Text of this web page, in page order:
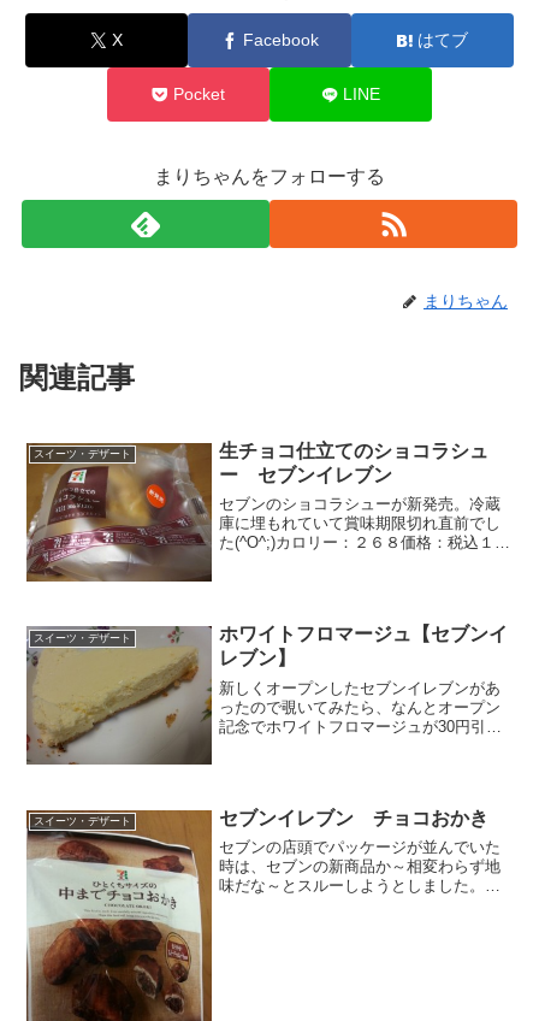
X Facebook はてブ
Pocket LINE
まりちゃんをフォローする
まりちゃん
関連記事
スイーツ・デザート
生チョコ仕立てのショコラシュ
ー セブンイレブン
セブンのショコラシューが新発売。冷蔵
庫に埋もれていて賞味期限切れ直前でし
た(^O^;)カロリー：２６８価格：税込１３
スイーツ・デザート
ホワイトフロマージュ【セブンイ
レブン】
新しくオープンしたセブンイレブンがあ
ったので覗いてみたら、なんとオープン
記念でホワイトフロマージュが30円引き♪
スイーツ・デザート セブンイレブン チョコおかき
セブンの店頭でパッケージが並んでいた
時は、セブンの新商品か～相変わらず地
味だな～とスルーしようとしました。で